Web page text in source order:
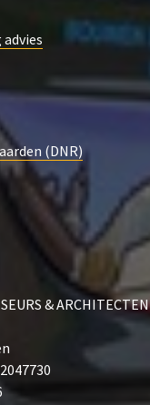
(DNR)
& ARCHITECTEN